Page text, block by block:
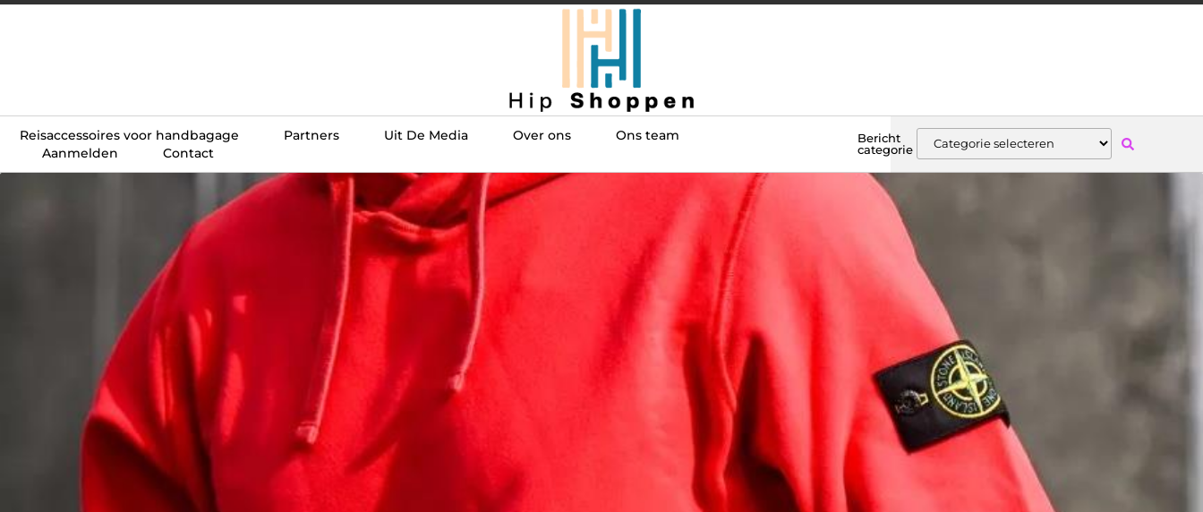
Reisaccessoires voor handbagage Partners Uit De Media Over ons
Ons team
Aanmelden
Contact
Bericht
categorie